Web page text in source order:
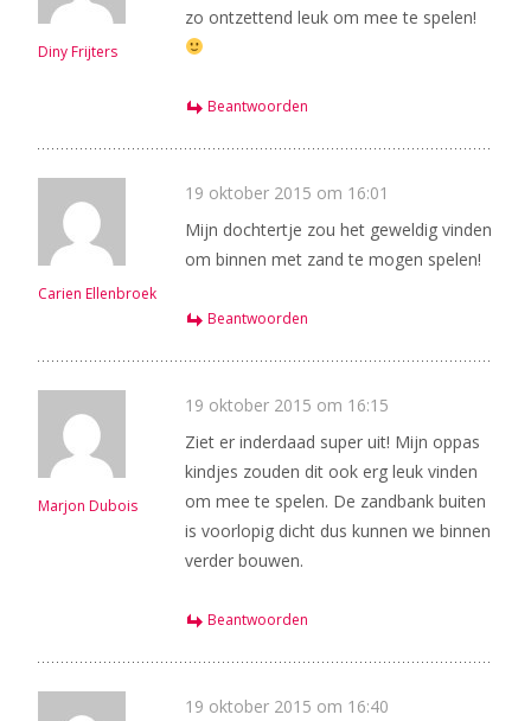
Diny Frijters
zo ontzettend leuk om mee te spelen!
Beantwoorden
Carien Ellenbroek
19 oktober 2015 om 16:01
Mijn dochtertje zou het geweldig vinden
om binnen met zand te mogen spelen!
Beantwoorden
Marjon Dubois
19 oktober 2015 om 16:15
Ziet er inderdaad super uit! Mijn oppas
kindjes zouden dit ook erg leuk vinden
om mee te spelen. De zandbank buiten
is voorlopig dicht dus kunnen we binnen
verder bouwen.
Beantwoorden
19 oktober 2015 om 16:40